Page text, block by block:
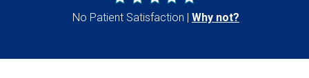
No Patient Satisfaction Why not?